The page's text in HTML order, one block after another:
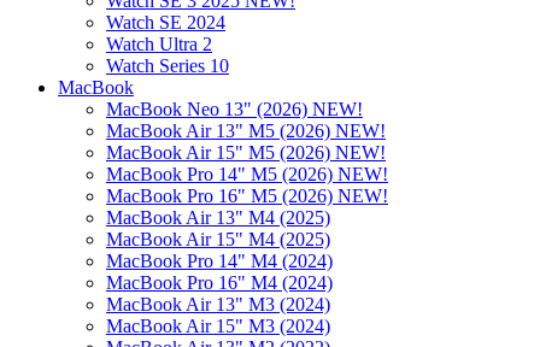
Watch SE 2024
Watch Ultra 2
Watch Series 10
MacBook
MacBook Neo 13" (2026) NEW!
MacBook Air 13" M5 (2026) NEW!
MacBook Air 15" M5 (2026) NEW!
MacBook Pro 14" M5 (2026) NEW!
MacBook Pro 16" M5 (2026) NEW!
MacBook Air 13" M4 (2025)
MacBook Air 15" M4 (2025)
MacBook Pro 14" M4 (2024)
MacBook Pro 16" M4 (2024)
MacBook Air 13" M3 (2024)
MacBook Air 15" M3 (2024)